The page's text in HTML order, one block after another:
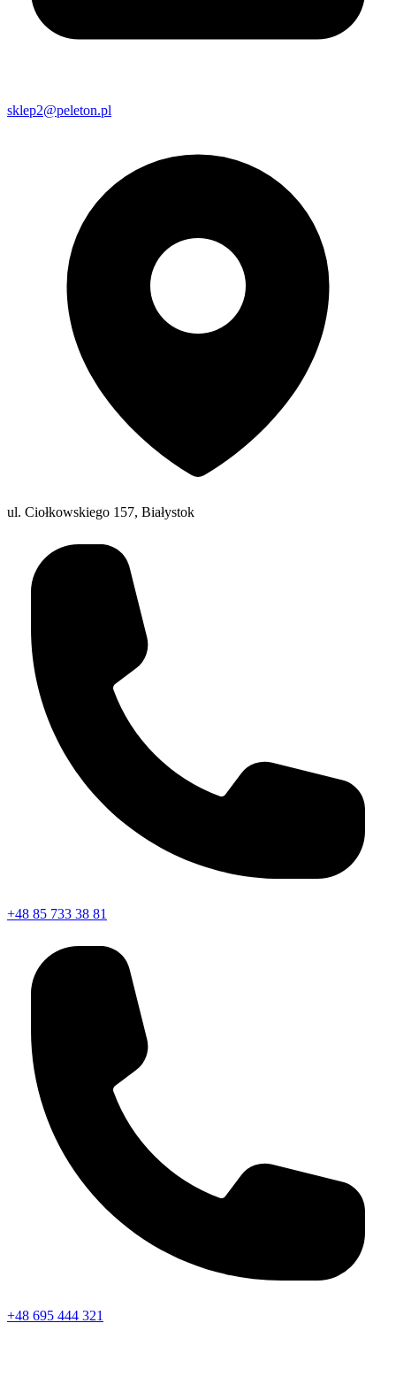
sklep2@peleton.pl
ul. Ciołkowskiego 157, Białystok
+48 85 733 38 81
+48 695 444 321